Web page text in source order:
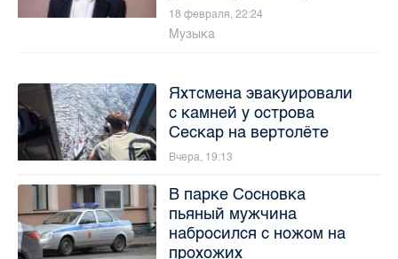
18 февраля, 22:24
Музыка
Яхтсмена эвакуировали
с камней у острова
Сескар на вертолёте
Вчера, 19:13
В парке Сосновка
пьяный мужчина
набросился с ножом на
прохожих